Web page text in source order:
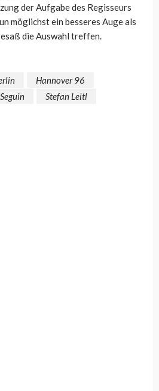
der Aufgabe des Regisseurs
möglichst ein besseres Auge als
die Auswahl treffen.
Hannover 96
Stefan Leitl